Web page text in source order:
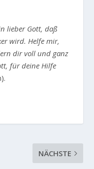
lieber Gott, daß
wird. Helfe mir,
dir voll und ganz
für deine Hilfe
NÄCHSTE